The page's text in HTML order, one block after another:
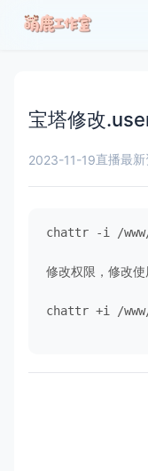
宝塔修改
2023-11-19直播最
chattr -i /www/
修改权限，修改使
chattr +i /